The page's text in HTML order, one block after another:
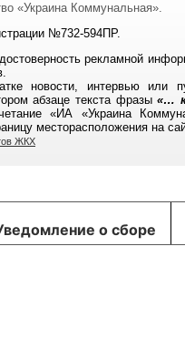
«Украина Коммунальная».
№732-594ПР.
достоверность рекламной
новости, интервью или
абзаце текста фразы «…
«ИА «Украина
месторасположения на
ЖКХ
о сборе